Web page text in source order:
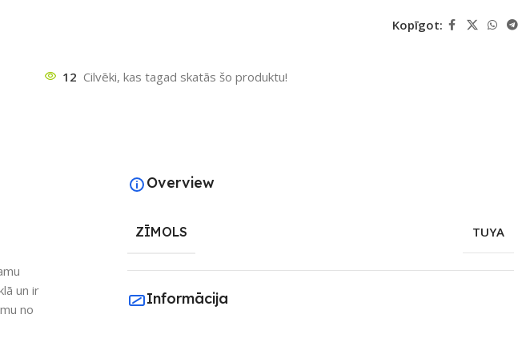
Kopīgot:
12 Cilvēki, kas tagad skatās šo produktu!
un ir
no
Overview
ZĪMOLS TUYA
Informācija